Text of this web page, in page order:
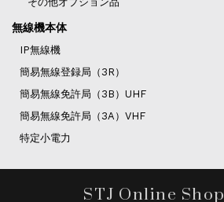
無線機本体
IP無線機
簡易無線登録局（3R）
簡易無線免許局（3B）UHF
簡易無線免許局（3A）VHF
特定小電力